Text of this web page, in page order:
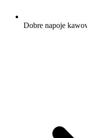
Dobre napoje